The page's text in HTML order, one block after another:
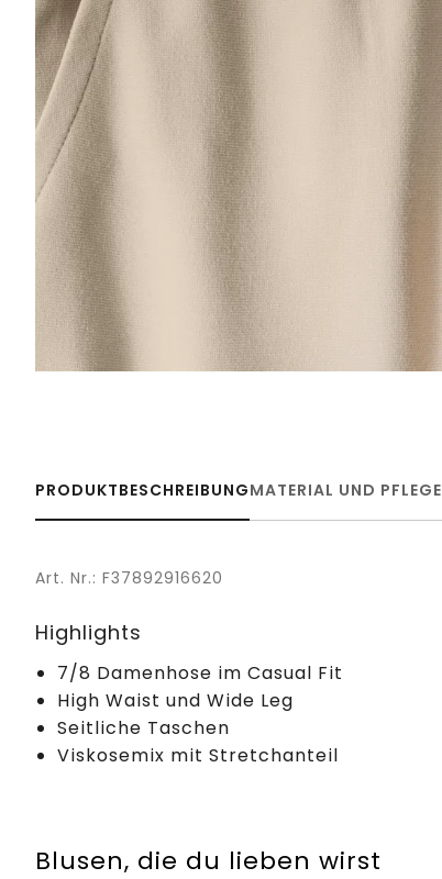
PRODUKTBESCHREIBUNGMATERIAL UND PFLEGE
Art. Nr.: F37892916620
Highlights
7/8 Damenhose im Casual Fit
High Waist und Wide Leg
Seitliche Taschen
Viskosemix mit Stretchanteil
Blusen, die du lieben wirst